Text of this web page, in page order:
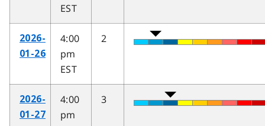
EST
2026-
01-26
4:00
pm
EST
2
2026-
01-27
4:00
pm
3